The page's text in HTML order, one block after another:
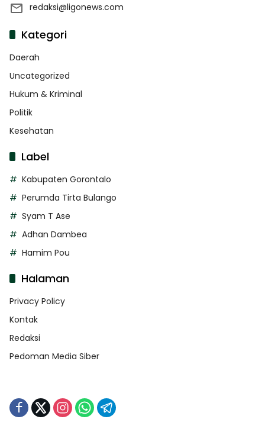
redaksi@ligonews.com
Kategori
Daerah
Uncategorized
Hukum & Kriminal
Politik
Kesehatan
Label
Kabupaten Gorontalo
Perumda Tirta Bulango
Syam T Ase
Adhan Dambea
Hamim Pou
Halaman
Privacy Policy
Kontak
Redaksi
Pedoman Media Siber